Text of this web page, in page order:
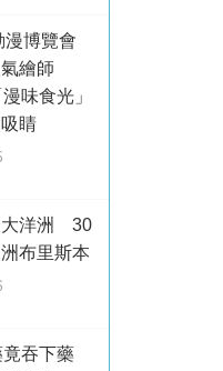
漫博覽會
繪師
味食光」
睛
大洋洲 30
布里斯本
吞下藥